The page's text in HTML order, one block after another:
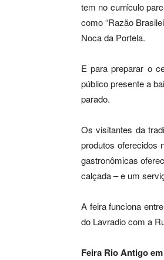
tem no currículo
como “Razão
Noca da Portela.
E para preparar o
público presente a
parado.
Os visitantes da
produtos oferecidos
gastronômicas
calçada – e um
A feira funciona
do Lavradio com a
Feira Rio Antigo